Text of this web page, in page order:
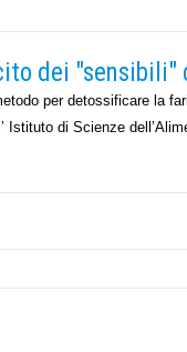
dei
per detossificare la
di Scienze